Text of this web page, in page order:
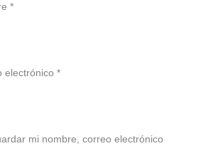
*
electrónico *
mi nombre, correo electrónico